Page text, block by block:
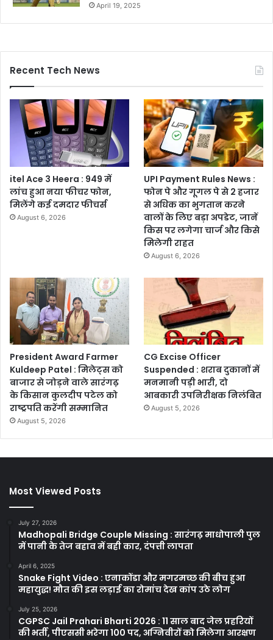
April 19, 2025
Recent Tech News
itel Ace 3 Heera : 949 में
लांच हुआ नया फीचर फोन,
मिलेंगे कई दमदार फीचर्स
August 6, 2026
UPI Payment Rules News :
फोन पे और गूगल पे से 2 हजार
से अधिक का भुगतान करने
वालों के लिए बड़ा अपडेट, जानें
किस पर लगेगा चार्ज और किसे
मिलेगी राहत
August 6, 2026
President Award Farmer
Kuldeep Patel : मिलेट्स को
बाजार से जोड़ने वाले सारंगढ़
के किसान कुलदीप पटेल को
राष्ट्रपति करेंगी सम्मानित
August 5, 2026
CG Excise Officer
Suspended : शराब दुकानों में
मनमानी पड़ी भारी, दो
आबकारी उपनिरीक्षक निलंबित
August 5, 2026
Most Viewed Posts
July 27, 2026
Madhopali Bridge Couple Missing : सारंगढ़ माधोपाली पुल
में पानी के तेज बहाव में बही कार, दंपत्ती लापता
April 6, 2025
Snake Fight Video : एनाकोंडा और मगरमच्छ की बीच हुआ
महायुद्ध! मौत की इस लड़ाई का रोमांच देख कांप उठे लोग
July 25, 2026
CGPSC Jail Prahari Bharti 2026 : 11 साल बाद जेल प्रहरियों
की भर्ती, पीएससी भरेगा 100 पद, अग्निवीरों को मिलेगा आरक्षण